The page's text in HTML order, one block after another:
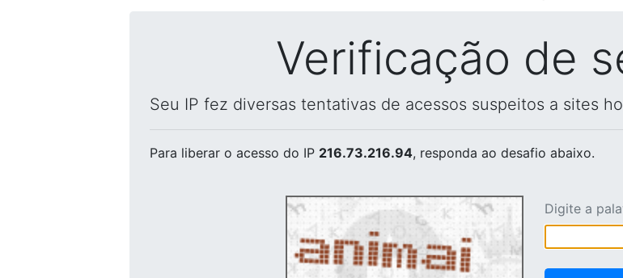
Verificação de
Seu IP fez diversas tentativas de acessos suspeitos a sites
Para liberar o acesso do IP 216.73.216.94, responda ao desafio abaixo.
Digite a